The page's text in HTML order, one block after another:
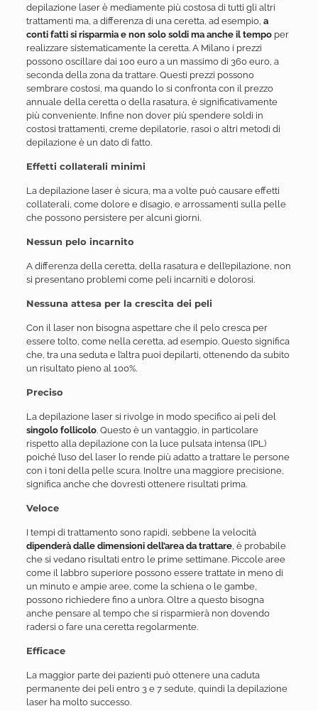
depilazione laser è mediamente più costosa di tutti gli altri
trattamenti ma, a differenza di una ceretta, ad esempio, a
conti fatti si risparmia e non solo soldi ma anche il tempoper
realizzare sistematicamente la ceretta. A Milano i prezzi
possono oscillare dai 100 euro a un massimo di 360 euro, a
seconda della zona da trattare. Questi prezzi possono
sembrare costosi, ma quando lo si confronta con il prezzo
annuale della ceretta o della rasatura, è significativamente
più conveniente. Infine non dover più spendere soldi in
costosi trattamenti, creme depilatorie, rasoi o altri metodi di
depilazione è un dato di fatto.
Effetti collaterali minimi
La depilazione laser è sicura, ma a volte può causare effetti
collaterali, come dolore e disagio, e arrossamenti sulla pelle
che possono persistere per alcuni giorni.
Nessun pelo incarnito
A differenza della ceretta, della rasatura e dell’epilazione, non
si presentano problemi come peli incarniti e dolorosi.
Nessuna attesa per la crescita dei peli
Con il laser non bisogna aspettare che il pelo cresca per
essere tolto, come nella ceretta, ad esempio. Questo significa
che, tra una seduta e l’altra puoi depilarti, ottenendo da subito
un risultato pieno al 100%.
Preciso
La depilazione laser si rivolge in modo specifico ai peli del
singolo follicolo. Questo è un vantaggio, in particolare
rispetto alla depilazione con la luce pulsata intensa (IPL)
poiché l’uso del laser lo rende più adatto a trattare le persone
con i toni della pelle scura. Inoltre una maggiore precisione,
significa anche che dovresti ottenere risultati prima.
Veloce
I tempi di trattamento sono rapidi, sebbene la velocità
dipenderà dalle dimensioni dell’area da trattare, è probabile
che si vedano risultati entro le prime settimane. Piccole aree
come il labbro superiore possono essere trattate in meno di
un minuto e ampie aree, come la schiena o le gambe,
possono richiedere fino a un’ora. Oltre a questo bisogna
anche pensare al tempo che si risparmierà non dovendo
radersi o fare una ceretta regolarmente.
Efficace
La maggior parte dei pazienti può ottenere una caduta
permanente dei peli entro 3 e 7 sedute, quindi la depilazione
laser ha molto successo.